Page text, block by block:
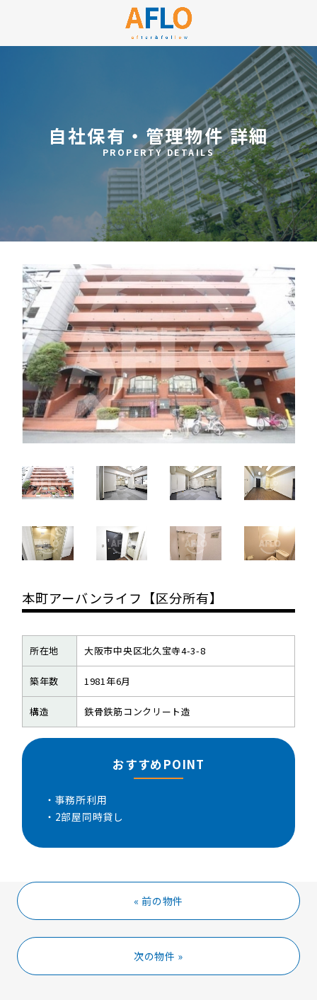
自社保有・管理物件 詳細
PROPERTY DETAILS
本町アーバンライフ【区分所有】
所在地 大阪市中央区北久宝寺4-3-8
築年数 1981年6月
構造 鉄骨鉄筋コンクリート造
おすすめPOINT
・事務所利用
・2部屋同時貸し
« 前の物件
次の物件 »